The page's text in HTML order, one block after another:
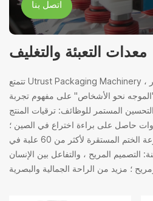
اتصل بنا
معدات التعبئة والتغليف
تتمتع Utrust Packaging Machinery بقوة قوية في البحث والتطوير ،
"الموجه نحو الأشخاص" على مفهوم تجربة
المستمر للوظائف: ترقيات المنتج
حاصل على براءة اختراع في الصين ؛
التحسين المستمر للأداء: سرعة الختم المستقرة لأكثر من 60 علبة في
التصميم المريح ، والتفاعل بين الإنسان